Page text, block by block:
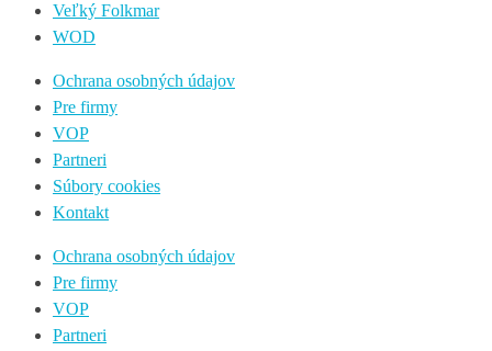
Veľký Folkmar
WOD
Ochrana osobných údajov
Pre firmy
VOP
Partneri
Súbory cookies
Kontakt
Ochrana osobných údajov
Pre firmy
VOP
Partneri